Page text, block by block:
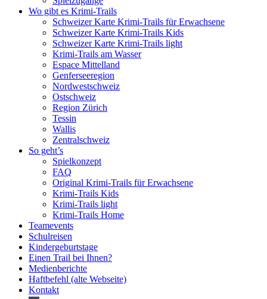
Wo gibt es Krimi-Trails
Schweizer Karte Krimi-Trails für Erwachsene
Schweizer Karte Krimi-Trails Kids
Schweizer Karte Krimi-Trails light
Krimi-Trails am Wasser
Espace Mittelland
Genferseeregion
Nordwestschweiz
Ostschweiz
Region Zürich
Tessin
Wallis
Zentralschweiz
So geht’s
Spielkonzept
FAQ
Original Krimi-Trails für Erwachsene
Krimi-Trails Kids
Krimi-Trails light
Krimi-Trails Home
Teamevents
Schulreisen
Kindergeburtstage
Einen Trail bei Ihnen?
Medienberichte
Haftbefehl (alte Webseite)
Kontakt